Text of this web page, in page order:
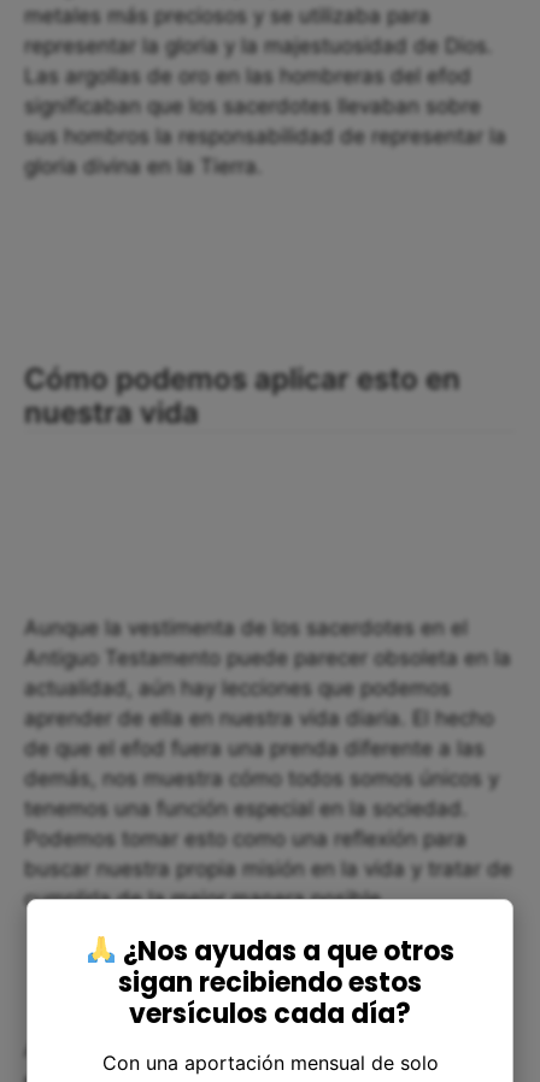
metales más preciosos y se utilizaba para
representar la gloria y la majestuosidad de Dios.
Las argollas de oro en las hombreras del efod
significaban que los sacerdotes llevaban sobre
sus hombros la responsabilidad de representar la
gloria divina en la Tierra.
Cómo podemos aplicar esto en
nuestra vida
Aunque la vestimenta de los sacerdotes en el
Antiguo Testamento puede parecer obsoleta en la
actualidad, aún hay lecciones que podemos
aprender de ella en nuestra vida diaria. El hecho
de que el efod fuera una prenda diferente a las
demás, nos muestra cómo todos somos únicos y
tenemos una función especial en la sociedad.
Podemos tomar esto como una reflexión para
buscar nuestra propia misión en la vida y tratar de
cumplirla de la mejor manera posible.
Además, las argollas de oro en las hombreras del
¿Nos ayudas a que otros
sigan recibiendo estos
versículos cada día?
Con una aportación mensual de solo